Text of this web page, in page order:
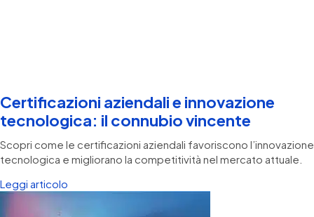
Certificazioni aziendali e innovazione
tecnologica: il connubio vincente
Scopri come le certificazioni aziendali favoriscono l’innovazione
tecnologica e migliorano la competitività nel mercato attuale.
Leggi articolo